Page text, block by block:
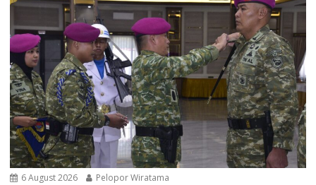
6 August 2026 Pelopor Wiratama